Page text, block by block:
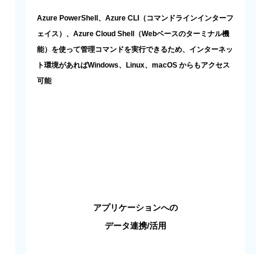
Azure PowerShell、Azure CLI（コマンドラインインターフ
ェイス）、Azure Cloud Shell（Webベースのターミナル機
能）を使って管理コマンドを実行できるため、インターネッ
ト環境があればWindows、Linux、macOS からもアクセス
可能
アプリケーションへの
データ連携/活用